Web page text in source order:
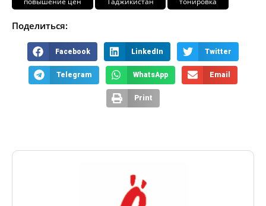
Поделиться:
Facebook LinkedIn Twitter
Telegram WhatsApp Email
Print